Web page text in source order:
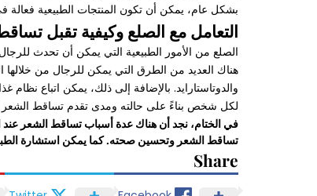
بشكل عام، يمكن أن تكون المنتجات الطبيعية
التعامل مع الصلع وكيفية تقبل
الصلع من الأمور الطبيعية التي يمكن أن تحدث
هناك العديد من الطرق التي يمكن للرجال من خلالها
والدوتاستارايد. بالإضافة إلى ذلك، يمكن اتباع
لكل شخص بناءً على حالته ومدى تقدم تساقط الشعر
في الختام، نجد أن هناك عدة أسباب تساقط الشعر عند
تساقط الشعر وتحسين صحته. كما يمكن استشارة
Share